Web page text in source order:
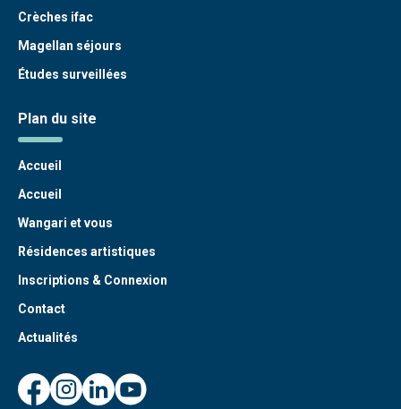
Crèches ifac
Magellan séjours
Études surveillées
Plan du site
Accueil
Accueil
Wangari et vous
Résidences artistiques
Inscriptions & Connexion
Contact
Actualités